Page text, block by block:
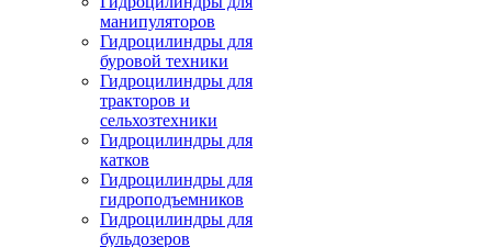
манипуляторов
Гидроцилиндры для
буровой техники
Гидроцилиндры для
тракторов и
сельхозтехники
Гидроцилиндры для
катков
Гидроцилиндры для
гидроподъемников
Гидроцилиндры для
бульдозеров